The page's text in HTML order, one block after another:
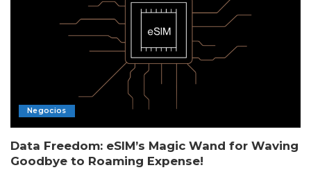
Negocios
Data Freedom: eSIM’s Magic Wand for Waving
Goodbye to Roaming Expense!